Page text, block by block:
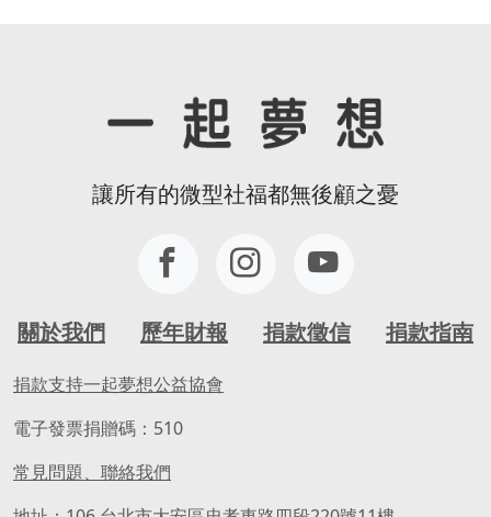
讓所有的微型社福都無後顧之憂
關於我們 歷年財報 捐款徵信 捐款指南
捐款支持一起夢想公益協會
電子發票捐贈碼：510
常見問題、聯絡我們